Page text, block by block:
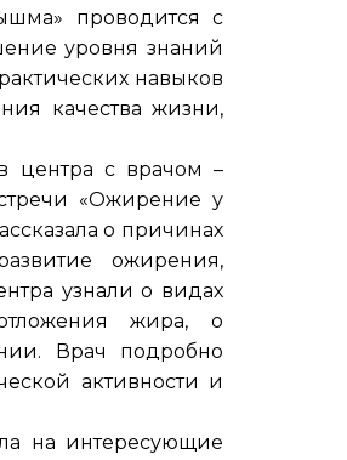
проводится с
уровня знаний
навыков
качества жизни,
центра с врачом –
«Ожирение у
о причинах
ожирения,
узнали о видах
жира, о
Врач подробно
активности и
на интересующие